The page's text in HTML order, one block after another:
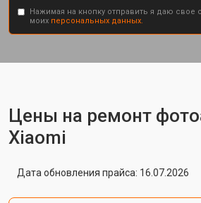
Нажимая на кнопку отправить я даю свое
моих персональных данных.
Цены на ремонт
Xiaomi
Дата обновления прайса: 16.07.2026